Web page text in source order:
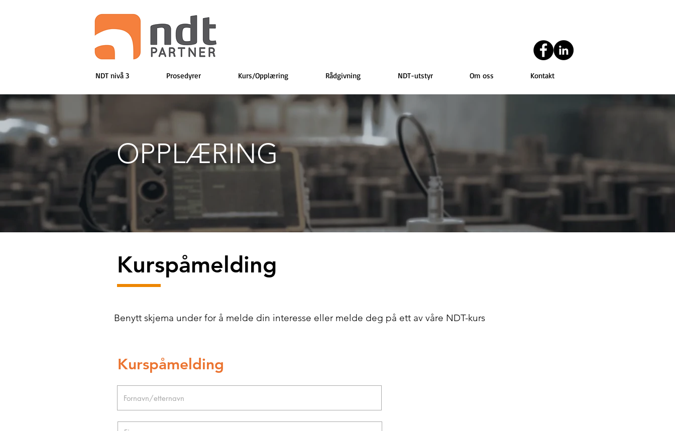
NDT nivå 3 Prosedyrer Kurs/Opplæring Rådgivning NDT-utstyr Om oss Kontakt
OPPLÆRING
Kurspåmelding
Benytt skjema under for å melde din interesse eller melde deg på ett av våre NDT-kurs
Kurspåmelding